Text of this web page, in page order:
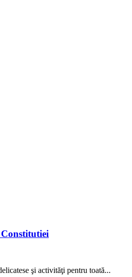
şi activităţi pentru toată...